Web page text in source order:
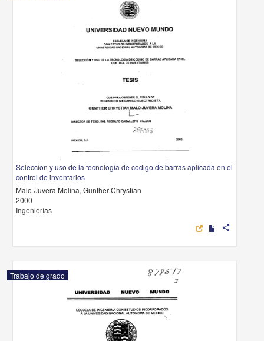
Seleccion y uso de la tecnologia de codigo de barras aplicada en el
control de inventarios
Malo-Juvera Molina, Gunther Chrystian
2000
Ingenierías
share
Trabajo de grado